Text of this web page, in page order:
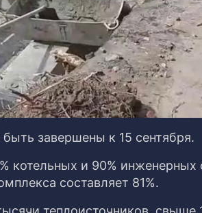
завершены к 15 сентября.
котельных и 90%
составляет 81%.